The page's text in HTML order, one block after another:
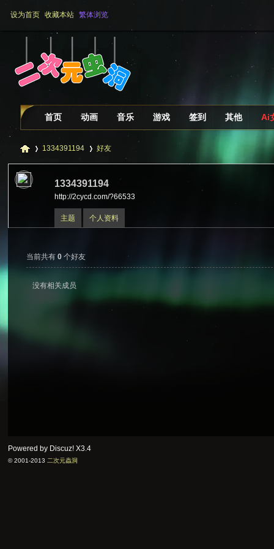
设为首页 收藏本站 繁体浏览
首页 动画 音乐 游戏 签到 其他 Ai
元
1334391194
›
好友
1334391194
http://2cycd.com/?66533
主题 个人资料
当前共有0 个好友
没有相关成员
Powered by Discuz!X3.4
© 2001-2013 二次元蟲洞